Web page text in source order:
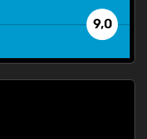
9,0